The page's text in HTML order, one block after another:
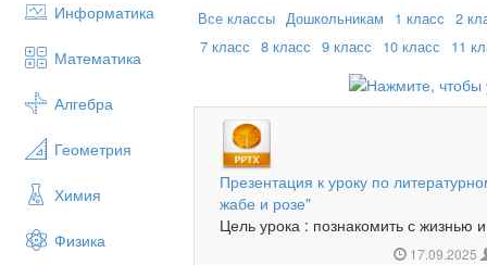
Информатика
Математика
Алгебра
Геометрия
Химия
Физика
Все классы Дошкольникам 1 класс 2
7 класс 8 класс 9 класс 10 класс 11
Презентация к уроку по
жабе и розе"
Цель урока : познакомить с жизнью
17.09.2025